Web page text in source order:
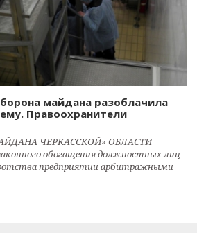
майдана разоблачила
Правоохранители
ЧЕРКАССКОЙ» ОБЛАСТИ
обогащения должностных лиц
предприятий арбитражными